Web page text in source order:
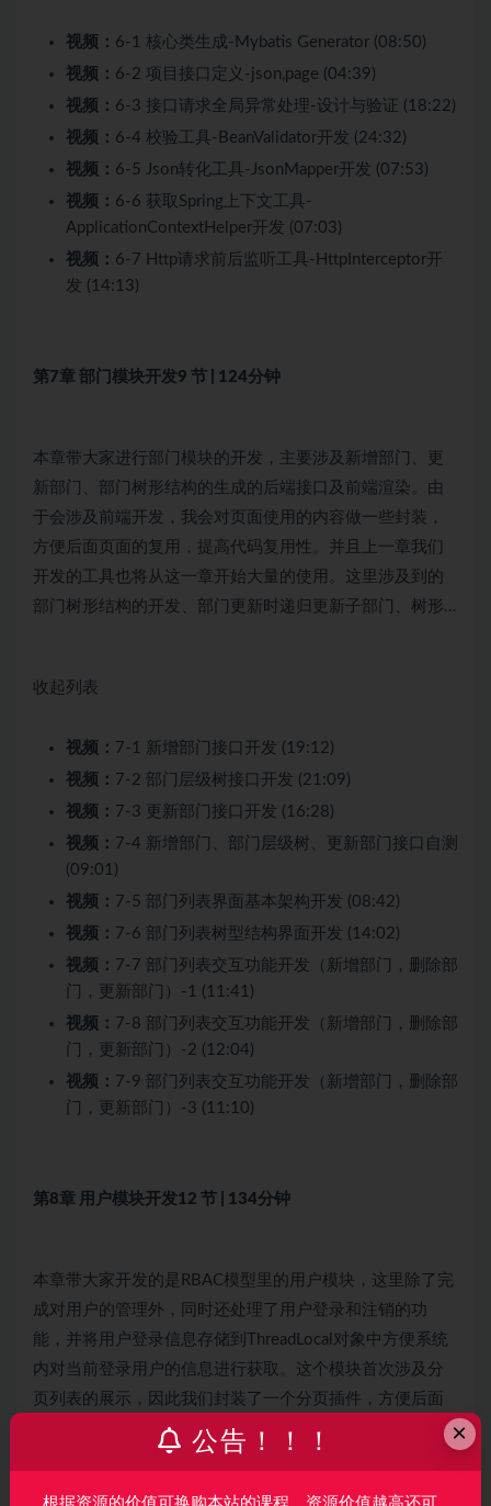
视频： 6-1 核心类生成-Mybatis Generator (08:50)
视频： 6-2 项目接口定义-json,page (04:39)
视频： 6-3 接口请求全局异常处理-设计与验证 (18:22)
视频： 6-4 校验工具-BeanValidator开发 (24:32)
视频： 6-5 Json转化工具-JsonMapper开发 (07:53)
视频： 6-6 获取Spring上下文工具-
ApplicationContextHelper开发 (07:03)
视频： 6-7 Http请求前后监听工具-HttpInterceptor开
发 (14:13)
第7章 部门模块开发9 节 | 124分钟
本章带大家进行部门模块的开发，主要涉及新增部门、更
新部门、部门树形结构的生成的后端接口及前端渲染。由
于会涉及前端开发，我会对页面使用的内容做一些封装，
方便后面页面的复用，提高代码复用性。并且上一章我们
开发的工具也将从这一章开始大量的使用。这里涉及到的
部门树形结构的开发、部门更新时递归更新子部门、树形…
收起列表
视频： 7-1 新增部门接口开发 (19:12)
视频： 7-2 部门层级树接口开发 (21:09)
视频： 7-3 更新部门接口开发 (16:28)
视频： 7-4 新增部门、部门层级树、更新部门接口自测
(09:01)
视频： 7-5 部门列表界面基本架构开发 (08:42)
视频： 7-6 部门列表树型结构界面开发 (14:02)
视频： 7-7 部门列表交互功能开发（新增部门，删除部
门，更新部门）-1 (11:41)
视频： 7-8 部门列表交互功能开发（新增部门，删除部
门，更新部门）-2 (12:04)
视频： 7-9 部门列表交互功能开发（新增部门，删除部
门，更新部门）-3 (11:10)
第8章 用户模块开发12 节 | 134分钟
本章带大家开发的是RBAC模型里的用户模块，这里除了完
成对用户的管理外，同时还处理了用户登录和注销的功
能，并将用户登录信息存储到ThreadLocal对象中方便系统
内对当前登录用户的信息进行获取。这个模块首次涉及分
页列表的展示，因此我们封装了一个分页插件，方便后面
相关模块的代码复用，这对大家以后的编程思想会有一个…×
公告！！！